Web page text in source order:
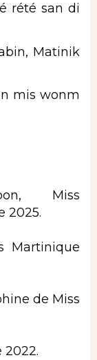
rété san di
Matinik
mis wonm
Miss
2025.
Martinique
de Miss
2022.